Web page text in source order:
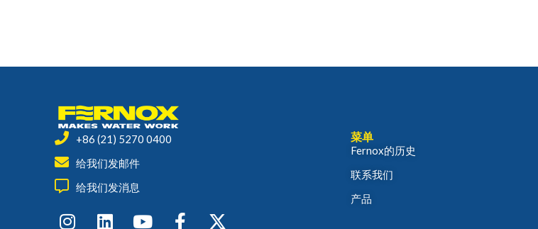
+86 (21) 5270 0400
给我们发邮件
给我们发消息
菜单
Fernox的历史
联系我们
产品